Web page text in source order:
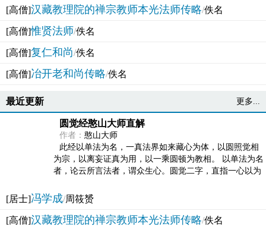
[高僧]汉藏教理院的禅宗教师本光法师传略/佚名
[高僧]惟贤法师/佚名
[高僧]复仁和尚/佚名
[高僧]冶开老和尚传略/佚名
最近更新 更多...
圆觉经憨山大师直解
作者： 憨山大师
此经以单法为名，一真法界如来藏心为体，以圆照觉相
为宗，以离妄证真为用，以一乘圆顿为教相。 以单法为名
者，论云所言法者，谓众生心。圆觉二字，直指一心以为
[居士]冯学成/周筱赟
[高僧]汉藏教理院的禅宗教师本光法师传略/佚名